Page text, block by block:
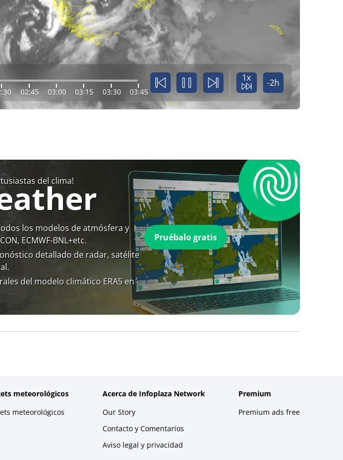
02:45 03:00 03:15 03:30 03:45
1x -2h
del clima!
los modelos de atmósfera y
ECMWF-BNL+etc.
detallado de radar, satélite
del modelo climático ERA5 en
Pruébalo gratis
meteorológicos
meteorológicos
Acerca de Infoplaza Network
Our Story
Contacto y Comentarios
Aviso legal y privacidad
Premium
Premium ads free